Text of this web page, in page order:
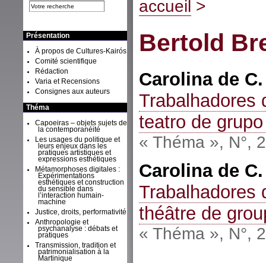
accueil >
Bertold
Carolina de
Trabalhadores
teatro de
« Théma », N°,
Carolina de
Trabalhadores
théâtre de
« Théma », N°,
Présentation
À propos de Cultures-Kairós
Comité scientifique
Rédaction
Varia et Recensions
Consignes aux auteurs
Théma
Capoeiras – objets sujets de
la contemporanéité
Les usages du politique et
leurs enjeux dans les
pratiques artistiques et
expressions esthétiques
Métamorphoses digitales :
Expérimentations
esthétiques et construction
du sensible dans
l’interaction humain-
machine
Justice, droits, performativité
Anthropologie et
psychanalyse : débats et
pratiques
Transmission, tradition et
patrimonialisation à la
Martinique